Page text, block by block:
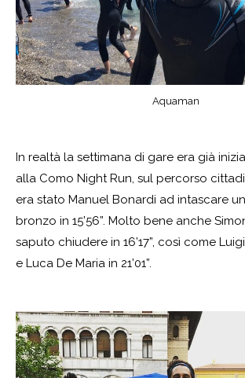
Aquaman
In realtà la settimana di gare era già
alla Como Night Run, sul percorso
era stato Manuel Bonardi ad intascare
bronzo in 15’56”. Molto bene anche
saputo chiudere in 16’17”, così come Luigi
e Luca De Maria in 21’01”.